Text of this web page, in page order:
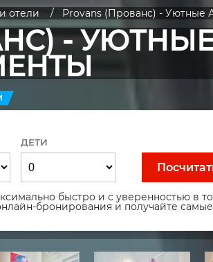
отели Provans (Прованс) - Уютные
-
ДЕТИ
быстро и с уверенностью в
бронирования и получайте